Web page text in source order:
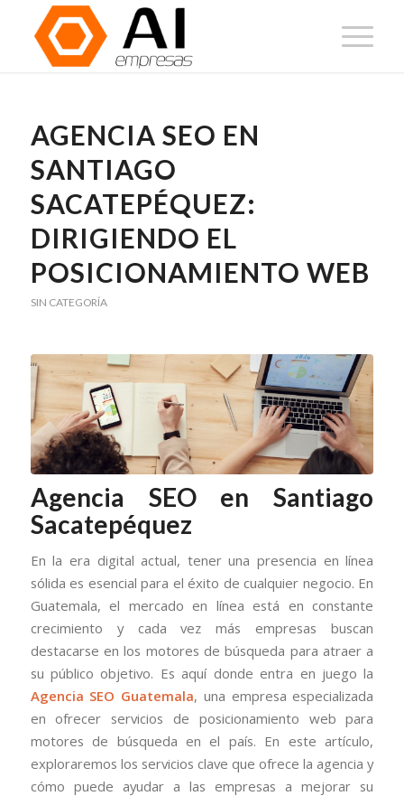
AGENCIA SEO EN
SANTIAGO
SACATEPÉQUEZ:
DIRIGIENDO EL
POSICIONAMIENTO WEB
SIN CATEGORÍA
Agencia SEO en Santiago
Sacatepéquez
En la era digital actual, tener una presencia en línea
sólida es esencial para el éxito de cualquier negocio. En
Guatemala, el mercado en línea está en constante
crecimiento y cada vez más empresas buscan
destacarse en los motores de búsqueda para atraer a
su público objetivo. Es aquí donde entra en juego la
Agencia SEO Guatemala, una empresa especializada
en ofrecer servicios de posicionamiento web para
motores de búsqueda en el país. En este artículo,
exploraremos los servicios clave que ofrece la agencia y
cómo puede ayudar a las empresas a mejorar su